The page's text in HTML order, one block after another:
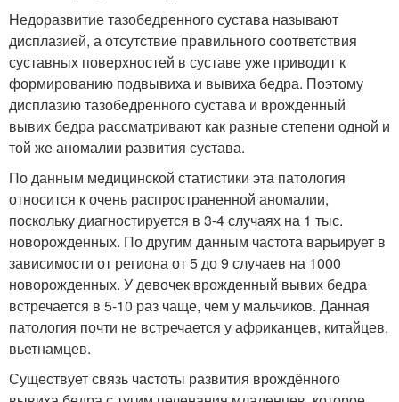
Недоразвитие тазобедренного сустава называют
дисплазией, а отсутствие правильного соответствия
суставных поверхностей в суставе уже приводит к
формированию подвывиха и вывиха бедра. Поэтому
дисплазию тазобедренного сустава и врожденный
вывих бедра рассматривают как разные степени одной и
той же аномалии развития сустава.
По данным медицинской статистики эта патология
относится к очень распространенной аномалии,
поскольку диагностируется в 3-4 случаях на 1 тыс.
новорожденных. По другим данным частота варьирует в
зависимости от региона от 5 до 9 случаев на 1000
новорожденных. У девочек врожденный вывих бедра
встречается в 5-10 раз чаще, чем у мальчиков. Данная
патология почти не встречается у африканцев, китайцев,
вьетнамцев.
Существует связь частоты развития врождённого